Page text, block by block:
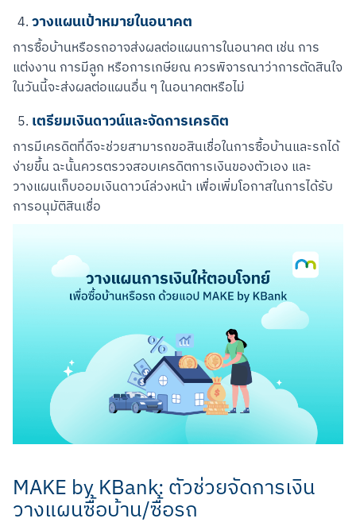
วางแผนเป้าหมายในอนาคต
การซื้อบ้านหรือรถอาจส่งผลต่อแผนการในอนาคต เช่น การ
แต่งงาน การมีลูก หรือการเกษียณ ควรพิจารณาว่าการตัดสินใจ
ในวันนี้จะส่งผลต่อแผนอื่น ๆ ในอนาคตหรือไม่
เตรียมเงินดาวน์และจัดการเครดิต
การมีเครดิตที่ดีจะช่วยสามารถขอสินเชื่อในการซื้อบ้านและรถได้
ง่ายขึ้น ฉะนั้นควรตรวจสอบเครดิตการเงินของตัวเอง และ
วางแผนเก็บออมเงินดาวน์ล่วงหน้า เพื่อเพิ่มโอกาสในการได้รับ
การอนุมัติสินเชื่อ
MAKE by KBank: ตัวช่วยจัดการเงิน
วางแผนซื้อบ้าน/ซื้อรถ